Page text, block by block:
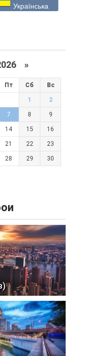
Українська
»
Пт Сб Вс
1 2
7 8 9
14 15 16
21 22 23
28 29 30